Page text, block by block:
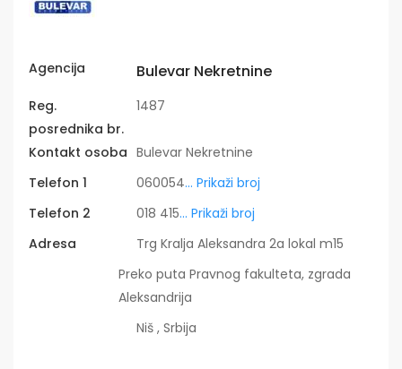
Agencija Bulevar Nekretnine
Reg.
posrednika br.
1487
Kontakt osoba Bulevar Nekretnine
Telefon 1
060054... Prikaži broj
Telefon 2
018 415... Prikaži broj
Adresa
Trg Kralja Aleksandra 2a lokal m15
Preko puta Pravnog fakulteta, zgrada
Aleksandrija
Niš , Srbija